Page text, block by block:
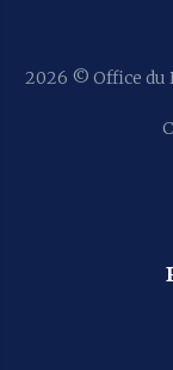
2026 © Office du